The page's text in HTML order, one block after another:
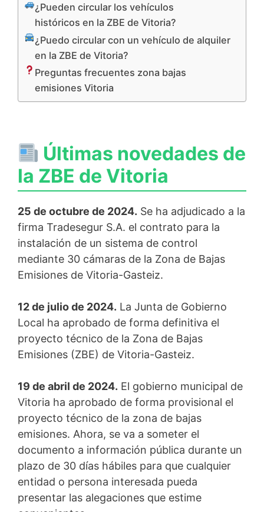
¿Pueden circular los vehículos
históricos en la ZBE de Vitoria?
¿Puedo circular con un vehículo de alquiler
en la ZBE de Vitoria?
Preguntas frecuentes zona bajas
emisiones Vitoria
Últimas novedades de
la ZBE de Vitoria
25 de octubre de 2024. Se ha adjudicado a la
firma Tradesegur S.A. el contrato para la
instalación de un sistema de control
mediante 30 cámaras de la Zona de Bajas
Emisiones de Vitoria-Gasteiz.
12 de julio de 2024. La Junta de Gobierno
Local ha aprobado de forma definitiva el
proyecto técnico de la Zona de Bajas
Emisiones (ZBE) de Vitoria-Gasteiz.
19 de abril de 2024. El gobierno municipal de
Vitoria ha aprobado de forma provisional el
proyecto técnico de la zona de bajas
emisiones. Ahora, se va a someter el
documento a información pública durante un
plazo de 30 días hábiles para que cualquier
entidad o persona interesada pueda
presentar las alegaciones que estime